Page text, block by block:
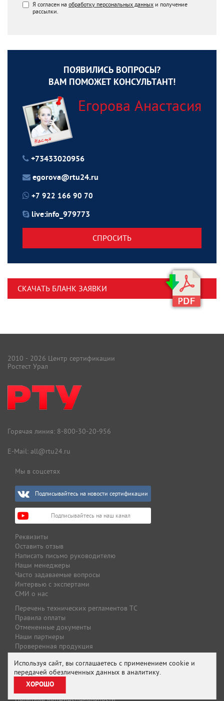
Я согласен на обработку персональных данных и получение
рассылки.
ПОЯВИЛИСЬ ВОПРОСЫ?
ВАМ ПОМОЖЕТ КОНСУЛЬТАНТ!
Егорова Анастасия
+73433020956
egorova@rtu24.ru
+7 922 166 90 70
live:info_979773
СПРОСИТЬ
СКАЧАТЬ БЛАНК ЗАЯВКИ
2010 - 2026 Центр сертификации
Ростест Урал
Горячая линия: 8-800-30-20-956
E-Mail: all@rtu24.ru
Мы в соцсетях
Подписывайтесь на новости сертификации
Подписывайтесь на наш канал
Реквизиты
Оставить отзыв
Написать письмо руководителю
Наши менеджеры
Часто задаваемые вопросы
Интервью с экспертами
СМИ о нас
Перечень технических регламентов ТС
Правила оплаты
Отмененные документы
Наши партнеры
Проверенная продукция
Оплата и доставка
Специальные предложения
Предложение для партнеров
Подписаться на рассылку
Политика конфиденциальности
Используя сайт, вы соглашаетесь с применением cookie и
передачей обезличенных данных в аналитику.
ХОРОШО